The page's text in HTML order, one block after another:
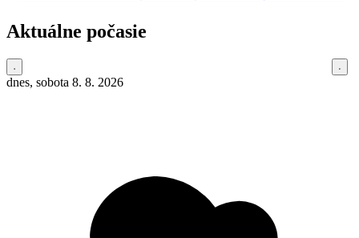
Aktuálne počasie
dnes, sobota 8. 8. 2026